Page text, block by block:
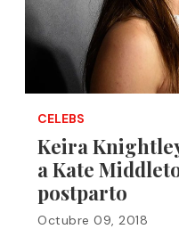
CELEBS
Keira
a Kate
postparto
Octubre 09, 2018